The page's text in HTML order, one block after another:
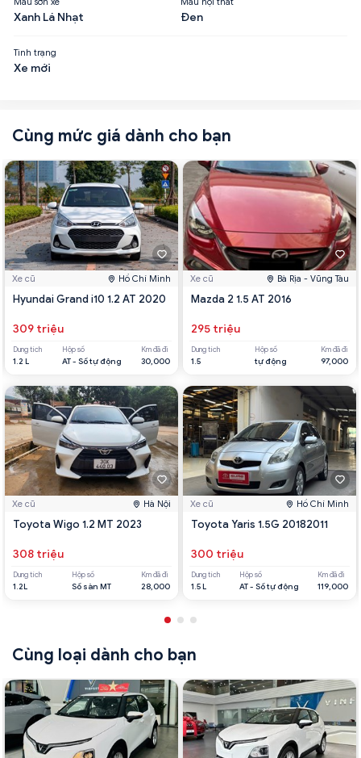
Xanh Lá Nhạt Đen
Tình trạng
Xe mới
Cùng mức giá dành cho bạn
Xe cũ Hồ Chí Minh
Hyundai Grand i10 1.2 AT 2020
309 triệu
Dung tích
1.2 L
Hộp số
AT - Số tự động
Km đã đi
30,000
Xe cũ Hà Nội
Toyota Wigo 1.2 MT 2023
308 triệu
Dung tích
1.2L
Hộp số
Số sàn MT
Km đã đi
28,000
Xe cũ Bà Rịa - Vũng Tàu
Mazda 2 1.5 AT 2016
295 triệu
Dung tích
1.5
Hộp số
tự động
Km đã đi
97,000
Xe cũ Hồ Chí Minh
Toyota Yaris 1.5G 20182011
300 triệu
Dung tích
1.5 L
Hộp số
AT - Số tự động
Km đã đi
119,000
Cùng loại dành cho bạn